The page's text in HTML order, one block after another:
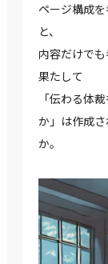
ページ構成
と、
内容だけで
果たして
「伝わる体
か」は作成
か。